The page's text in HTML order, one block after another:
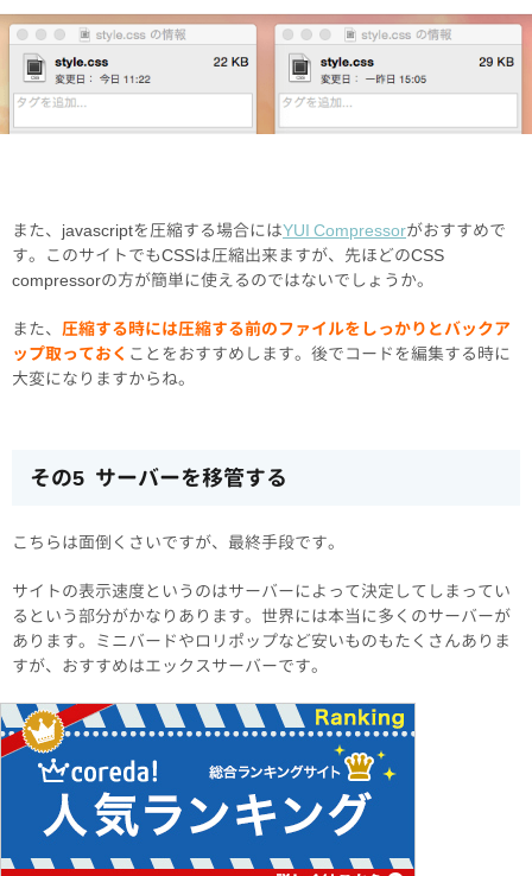
また、javascriptを圧縮する場合にはYUI Compressorがおすすめで
す。このサイトでもCSSは圧縮出来ますが、先ほどのCSS
compressorの方が簡単に使えるのではないでしょうか。
また、 圧縮する時には圧縮する前のファイルをしっかりとバックア
ップ取っておく ことをおすすめします。後でコードを編集する時に
大変になりますからね。
その5 サーバーを移管する
こちらは面倒くさいですが、最終手段です。
サイトの表示速度というのはサーバーによって決定してしまってい
るという部分がかなりあります。世界には本当に多くのサーバーが
あります。ミニバードやロリポップなど安いものもたくさんありま
すが、おすすめはエックスサーバーです。